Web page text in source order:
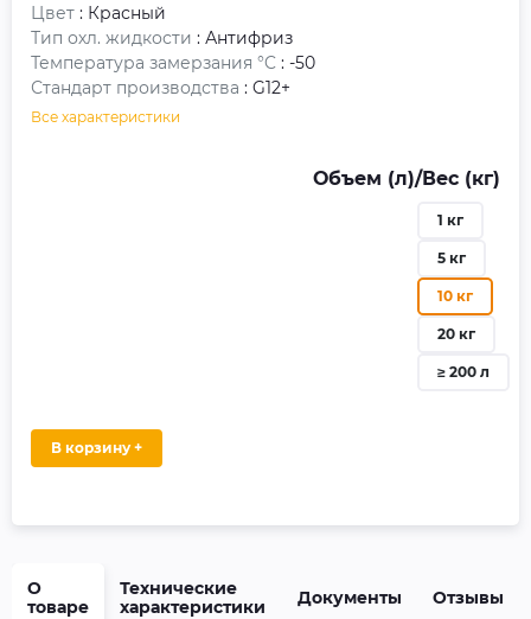
Цвет : Красный
Тип охл. жидкости : Антифриз
Температура замерзания °C : -50
Стандарт производства : G12+
Все характеристики
Объем (л)/Вес (кг)
1 кг
5 кг
10 кг
20 кг
≥ 200 л
В корзину +
О
товаре
Технические
характеристики
Документы Отзывы